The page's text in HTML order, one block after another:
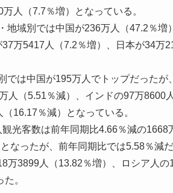
人（7.7％増）となっている。
域別では中国が236万人（47.2％増
万5417人（7.2％増）、日本が34万
は中国が195万人でトップだったが
人（5.51％減）、インドの97万8600
16.17％減）となっている。
光客数は前年同期比4.66％減の1668
なったが、前年同期比では5.58％減
3899人（13.82％増）、ロシア人の
。